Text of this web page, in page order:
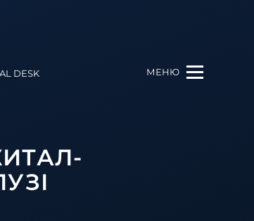
DESK МЕНЮ